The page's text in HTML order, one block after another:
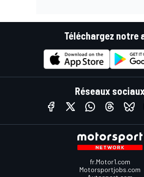
Téléchargez notre
Réseaux
fr.Motor1.com
Motorsportjobs.com